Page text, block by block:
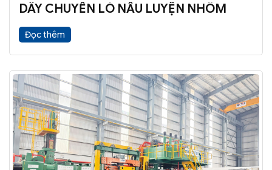
DÂY CHUYỀN LÒ NẤU LUYỆN NHÔM
Đọc thêm